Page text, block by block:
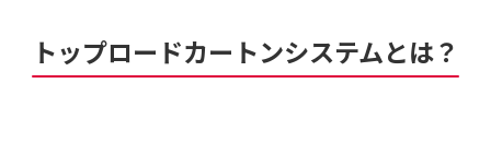
トップロードカートンシステムとは？